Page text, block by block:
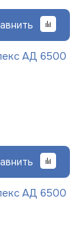
АД 6500
АД 6500